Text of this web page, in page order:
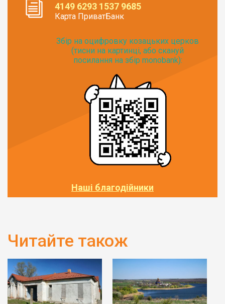
4149 6293 1537 9685
Карта ПриватБанк
Збір на оцифровку козацьких церков
(тисни на картинці, або скануй
посилання на збір monobank):
Наші благодійники
Читайте також